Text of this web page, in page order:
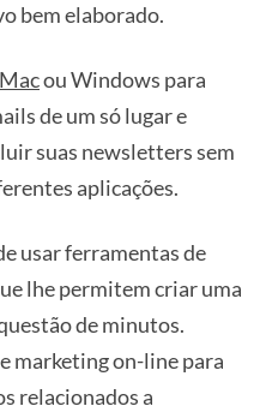
bem elaborado.
ou Windows para
de um só lugar e
suas newsletters sem
aplicações.
usar ferramentas de
lhe permitem criar uma
de minutos.
marketing on-line para
relacionados a